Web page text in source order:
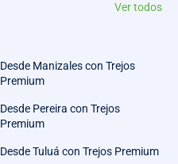
Ver todos
Desde Manizales con Trejos
Premium
Desde Pereira con Trejos
Premium
Desde Tuluá con Trejos Premium